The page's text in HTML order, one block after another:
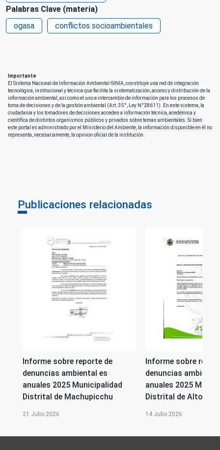
Perú Loreto
Perú
Perú Puno
Perú San Martín
Vie, 30/05/2025 - 12:00
(Editorial)
Ministerio del Ambiente - MINAM
Número de Páginas
País de origen de la Publicación o Recurso
Acceso irrestricto a todo su contenido
Repositorio de origen
SINIA
Palabras Clave (materia)
ogasa
conflictos socioambientales
Importante
El Sistema Nacional de Información Ambiental-SINIA, constituye una red de integración
tecnológica, institucional y técnica que facilita la sistematización, acceso y distribución de la
información ambiental, así como el uso e intercambio de información para los procesos de
toma de decisiones y de la gestión ambiental (Art. 35°, Ley N°28611). En este sistema, la
ciudadania y los tomadores de decisiones acceden a información técnica, acedémica y
científica de distintos organismos públicos y privados sobre temas ambientales. Si bien
este portal es administrado por el Ministerio del Ambiente, la información disponible en él no
representa, necesariamente, la opinion oficial de la institución.
Publicaciones relacionadas
Informe sobre reporte de
denuncias ambiental es
anuales 2025 Municipalidad
Distrital de Machupicchu
21 Julio 2026
Informe sobre
denuncias
anuales 2025
Distrital de Alto
14 Julio 2026